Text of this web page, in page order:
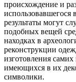
происхождение и
использовавшегося
результаты могут
подобных вещей
находках в
реконструкции
изготовления
имеющихся в их
символики.